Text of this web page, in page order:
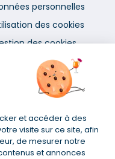
et accéder à des
visite sur ce site, afin
de mesurer notre
et annonces
personnelles
des cookies
des cookies